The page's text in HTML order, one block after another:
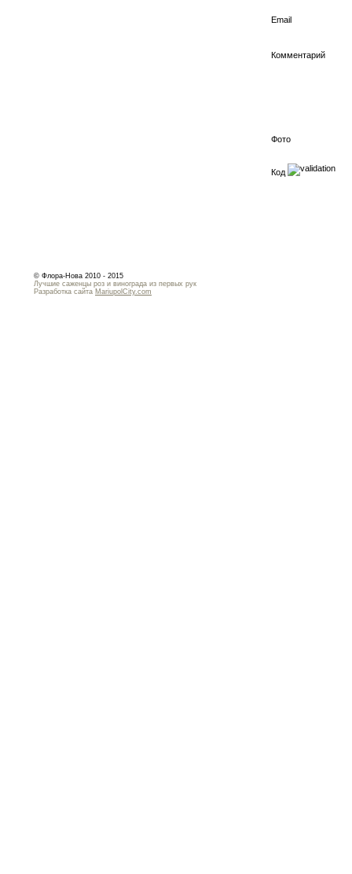
Email
Комментарий
Фото
Код
© Флора-Нова 2010 - 2015
Лучшие саженцы роз и винограда из первых рук
Разработка сайта MariupolCity.com